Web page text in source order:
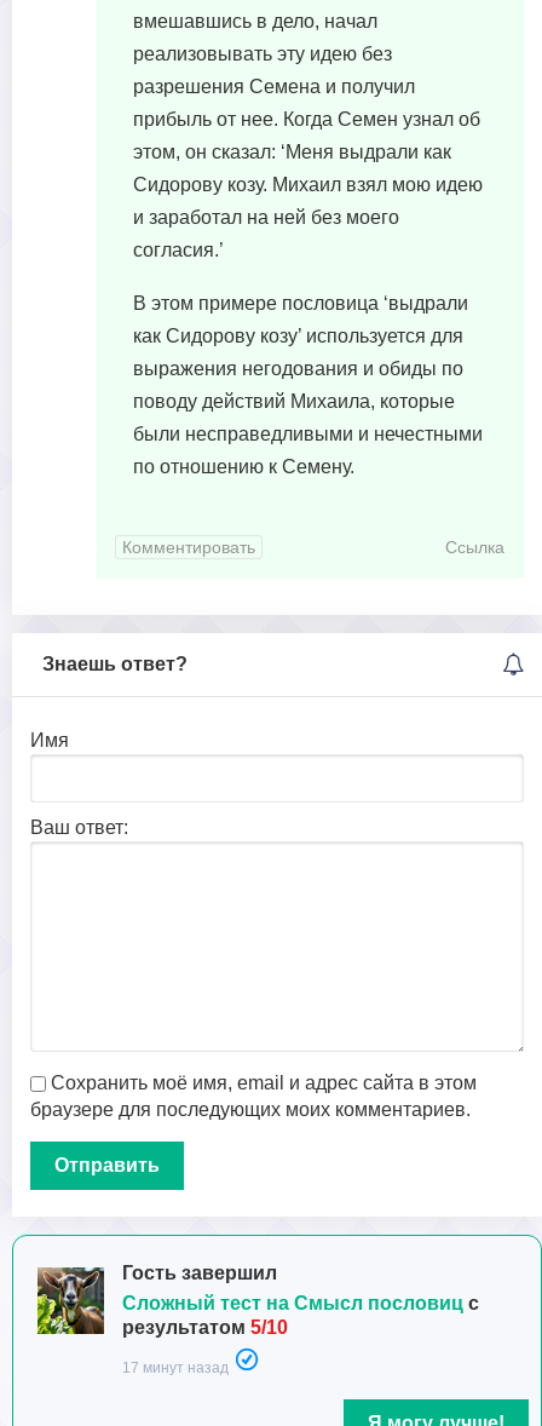
вмешавшись в дело, начал
реализовывать эту идею без
разрешения Семена и получил
прибыль от нее. Когда Семен узнал об
этом, он сказал: ‘Меня выдрали как
Сидорову козу. Михаил взял мою идею
и заработал на ней без моего
согласия.’
В этом примере пословица ‘выдрали
как Сидорову козу’ используется для
выражения негодования и обиды по
поводу действий Михаила, которые
были несправедливыми и нечестными
по отношению к Семену.
Комментировать Ссылка
Знаешь ответ?
Имя
Ваш ответ:
Сохранить моё имя, email и адрес сайта в этом
браузере для последующих моих комментариев.
Гость завершил
Сложный тест на Смысл пословиц с
результатом 5/10
17 минут назад